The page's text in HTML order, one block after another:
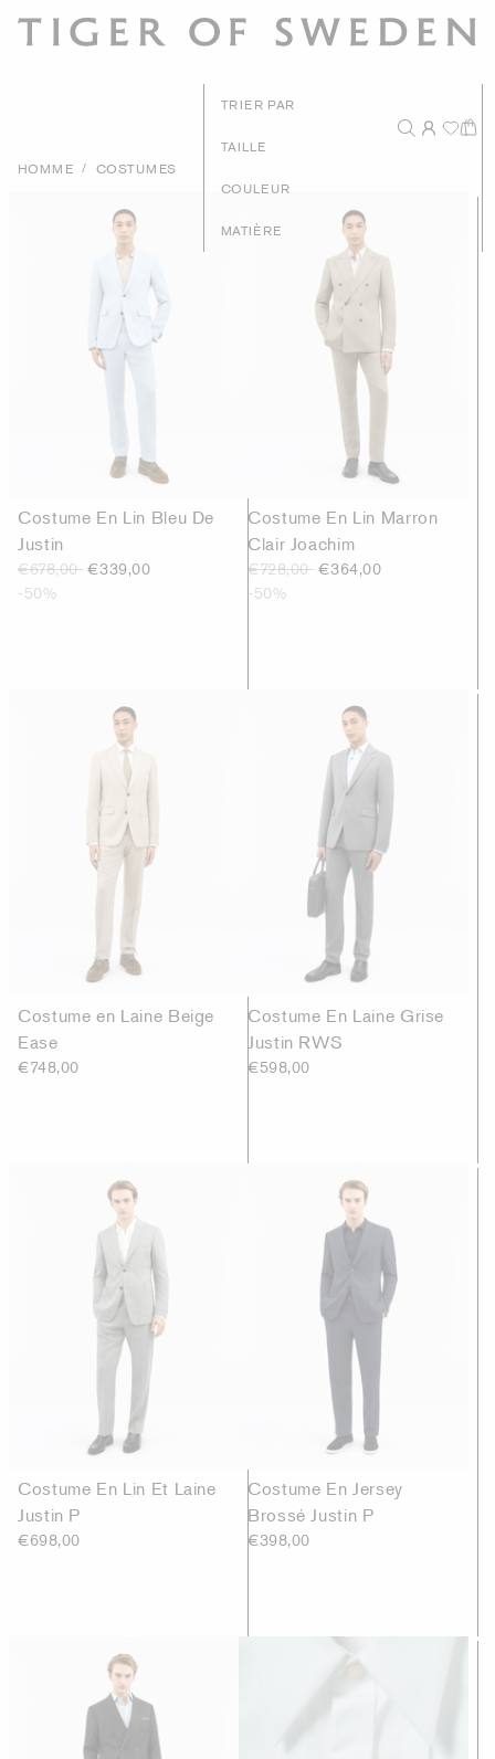
HOMME / COSTUMES
TRIER PAR
TAILLE
COULEUR
MATIÈRE
Costume En Lin Bleu De
Justin
€678,00 €339,00
-50%
Costume En Lin Marron
Clair Joachim
€728,00 €364,00
-50%
Costume en Laine Beige
Ease
€748,00
Costume En Laine Grise
Justin RWS
€598,00
Costume En Lin Et Laine
Justin P
€698,00
Costume En Jersey
Brossé Justin P
€398,00